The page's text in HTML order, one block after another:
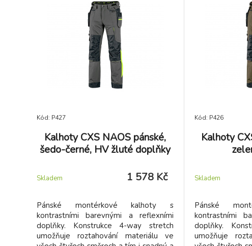
dvěma skrytými náprsními kapsami na
zip, dvěma bočními kapsami na zip,
tužkovou kapsičkou na levém rukávu,
ventilací v zadní části a bočních částech
pod rukávy, vnitřní kapsou na zip a
síťovou prodyšnou podšívkou.
Doporučené použití: strojírenství,
stavebnictví, lehký průmysl,
automobilový průmysl, logistika,
hobby a volný čas.
dvěma
zip, dvěma
tužkovou
ventilací v
pod rukávy,
síťovou
Doporučené
hobby a volný
Kód: P427
Kalhoty CXS NAOS pánské,
šedo-černé, HV žluté doplňky
Skladem 1 578 Kč
Pánské montérkové kalhoty s
kontrastními barevnými a reflexními
doplňky. Konstrukce 4-way stretch
umožňuje roztahování materiálu ve
Kód: P426
Kalhoty
Skladem
Pánské
kontrastními
doplňky.
umožňuje